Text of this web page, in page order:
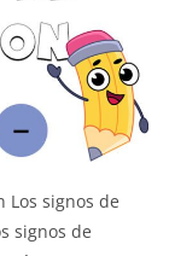
Los signos de
signos de